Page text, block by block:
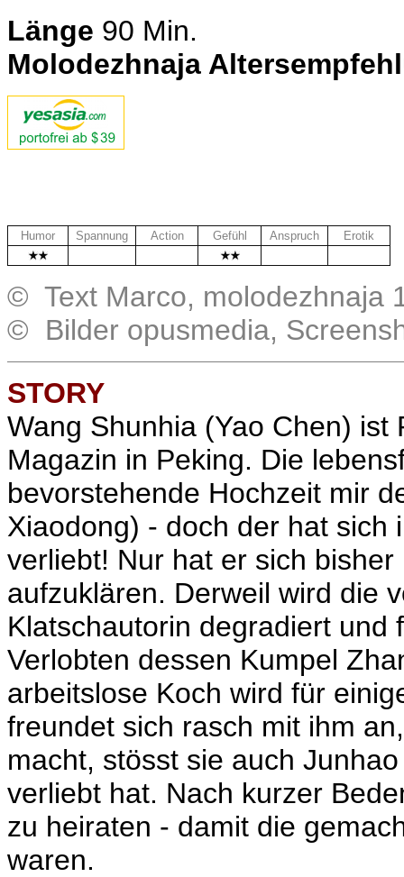
Länge 90 Min.
Molodezhnaja
Humor Spannung Action Gefühl Anspruch
Erotik
© Text Marco, molodezhnaja
© Bilder opusmedia,
STORY
Wang Shunhia (Yao Chen) ist
Magazin in Peking. Die
bevorstehende Hochzeit mir
Xiaodong) - doch der hat sich
verliebt! Nur hat er sich
aufzuklären. Derweil wird die
Klatschautorin degradiert und
Verlobten dessen Kumpel
arbeitslose Koch wird für
freundet sich rasch mit ihm
macht, stösst sie auch
verliebt hat. Nach kurzer
zu heiraten - damit die
waren.